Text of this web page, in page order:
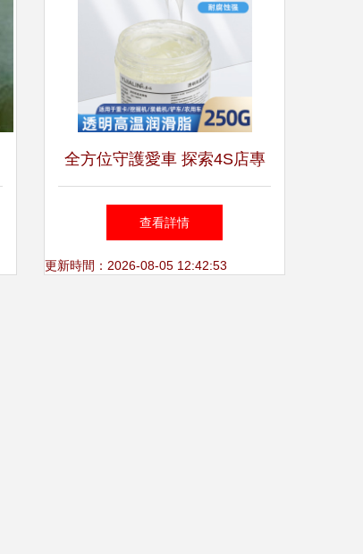
全方位守護愛車 探索4S店專
用透明高溫鋰基潤滑脂的防水
與潤滑性能
查看詳情
更新時間：2026-08-05 12:42:53